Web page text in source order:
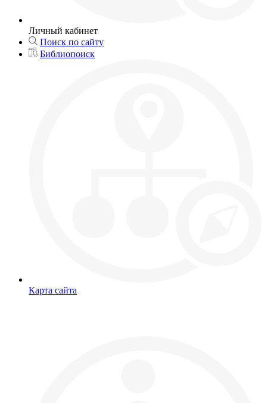
Личный кабинет
Поиск по сайту
Библиопоиск
Карта сайта